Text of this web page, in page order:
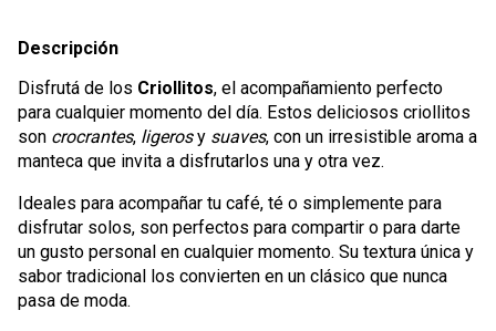
Descripción
Disfrutá de los Criollitos, el acompañamiento perfecto
para cualquier momento del día. Estos deliciosos criollitos
son crocrantes, ligerosy suaves, con un irresistible aroma a
manteca que invita a disfrutarlos una y otra vez.
Ideales para acompañar tu café, té o simplemente para
disfrutar solos, son perfectos para compartir o para darte
un gusto personal en cualquier momento. Su textura única y
sabor tradicional los convierten en un clásico que nunca
pasa de moda.